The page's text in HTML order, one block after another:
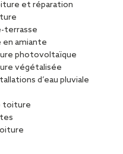
et réparation
terrasse
amiante
photovoltaïque
végétalisée
d’eau pluviale
toiture